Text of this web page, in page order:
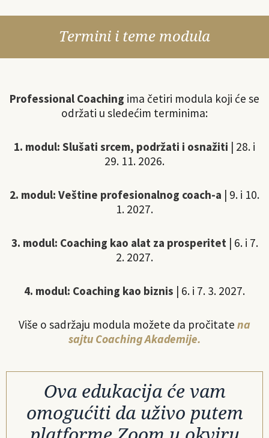
Termini i teme modula
Professional Coaching ima četiri modula koji će se
održati u sledećim terminima:
1. modul: Slušati srcem, podržati i osnažiti | 28. i
29. 11. 2026.
2. modul: Veštine profesionalnog coach-a | 9. i 10.
1. 2027.
3. modul: Coaching kao alat za prosperitet| 6. i 7.
2. 2027.
4. modul: Coaching kao biznis | 6. i 7. 3. 2027.
Više o sadržaju modula možete da pročitate na
sajtu Coaching Akademije.
Ova edukacija će vam
omogućiti da uživo putem